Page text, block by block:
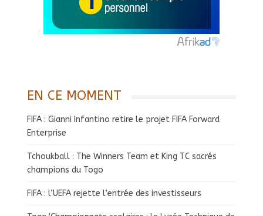
EN CE MOMENT
FIFA : Gianni Infantino retire le projet FIFA Forward
Enterprise
Tchoukball : The Winners Team et King TC sacrés
champions du Togo
FIFA : l’UEFA rejette l’entrée des investisseurs